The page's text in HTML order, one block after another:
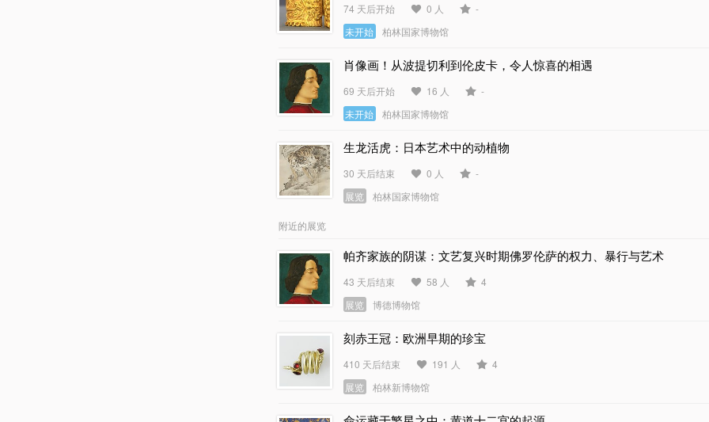
74 天后开始 0 人
-
未开始
柏林国家博物馆
肖像画！从波提切利到伦皮卡，令人惊喜的相遇
69 天后开始 16 人
-
未开始
柏林国家博物馆
生龙活虎：日本艺术中的动植物
30 天后结束 0 人
-
展览
柏林国家博物馆
附近的展览
帕齐家族的阴谋：文艺复兴时期佛罗伦萨的权力、暴行与艺术
43 天后结束 58 人
4
展览
博德博物馆
刻赤王冠：欧洲早期的珍宝
410 天后结束 191 人
4
展览
柏林新博物馆